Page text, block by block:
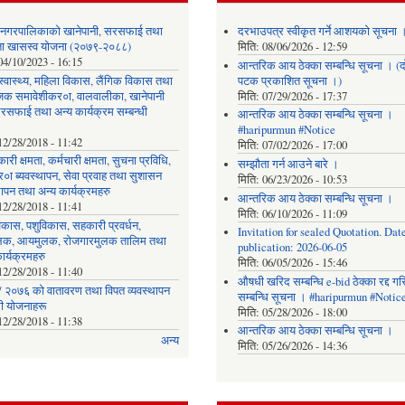
नगरपालिकाको खानेपानी, सरसफाई तथा
खासस्व योजना (२०७९-२०८८)
10/2023 - 16:15
स्वास्थ्य, महिला विकास, लैंगिक विकास तथा
समावेशीकर०ा, वालवालीका, खानेपानी
तथा अन्य कार्यक्रम सम्बन्धी
28/2018 - 11:42
क्षमता, कर्मचारी क्षमता, सुचना प्रविधि,
ब्यवस्थापन, सेवा प्रवाह तथा सुशासन
तथा अन्य कार्यक्रमहरु
28/2018 - 11:41
पशुविकास, सहकारी प्रवर्धन,
आयमुलक, रोजगारमुलक तालिम तथा
28/2018 - 11:40
को वातावरण तथा विपत व्यवस्थापन
योजनाहरू
28/2018 - 11:38
अन्य
दरभाउपत्र स्वीकृत गर्ने आशयको सूचना ।
मिति: 08/06/2026 - 12:59
आन्तरिक आय ठेक्का सम्बन्धि सूचना ।
पटक प्रकाशित सूचना ।)
मिति: 07/29/2026 - 17:37
आन्तरिक आय ठेक्का सम्बन्धि सूचना ।
#haripurmun #Notice
मिति: 07/02/2026 - 17:00
सम्झौता गर्न आउने बारे ।
मिति: 06/23/2026 - 10:53
आन्तरिक आय ठेक्का सम्बन्धि सूचना ।
मिति: 06/10/2026 - 11:09
Invitation for sealed Quotation.
publication: 2026-06-05
मिति: 06/05/2026 - 15:46
औषधी खरिद सम्बन्धि e-bid ठेक्का रद्द
सम्बन्धि सूचना । #haripurmun #Notice
मिति: 05/28/2026 - 18:00
आन्तरिक आय ठेक्का सम्बन्धि सूचना ।
मिति: 05/26/2026 - 14:36